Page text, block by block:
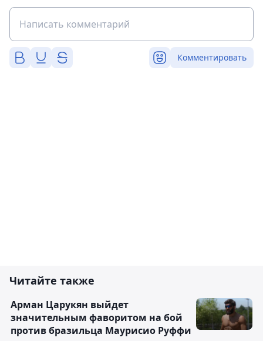
Комментировать
Читайте также
Арман Царукян выйдет
значительным фаворитом на бой
против бразильца Маурисио Руффи